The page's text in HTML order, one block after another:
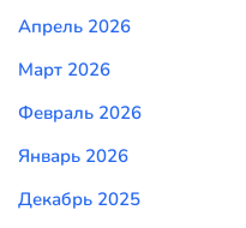
Апрель 2026
Март 2026
Февраль 2026
Январь 2026
Декабрь 2025